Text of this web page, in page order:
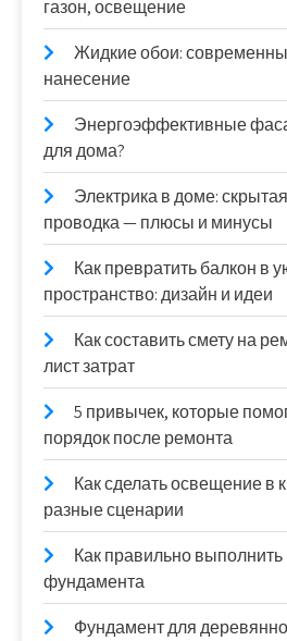
газон, освещение
Жидкие обои:
нанесение
Энергоэффективные
для дома?
Электрика в доме:
проводка — плюсы и минусы
Как превратить балкон в
пространство: дизайн и идеи
Как составить смету на
лист затрат
5 привычек, которые
порядок после ремонта
Как сделать освещение в
разные сценарии
Как правильно
фундамента
Фундамент для